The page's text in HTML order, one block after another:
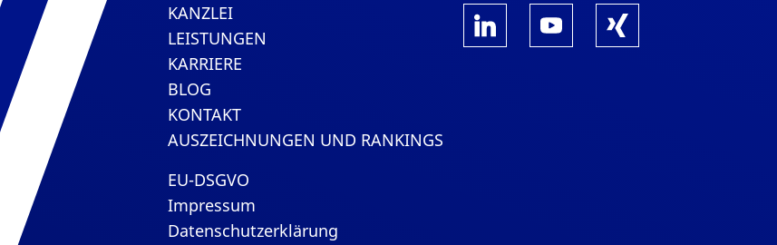
KANZLEI
LEISTUNGEN
KARRIERE
BLOG
KONTAKT
AUSZEICHNUNGEN UND RANKINGS
EU-DSGVO
Impressum
Datenschutzerklärung